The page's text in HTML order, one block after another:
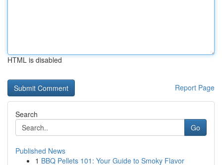
HTML is disabled
Report Page
Search
Go
Published News
1 BBQ Pellets 101: Your Guide to Smoky Flavor